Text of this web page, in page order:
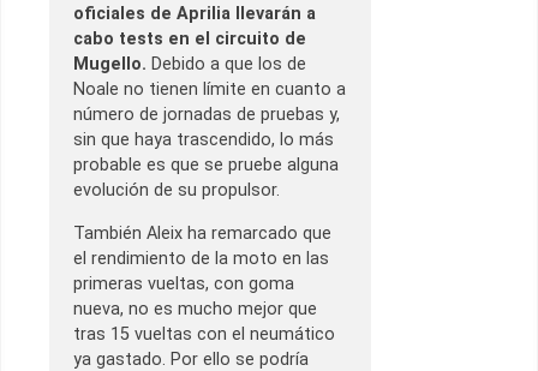
oficiales de Aprilia llevarán a
cabo tests en el circuito de
Mugello. Debido a que los de
Noale no tienen límite en cuanto a
número de jornadas de pruebas y,
sin que haya trascendido, lo más
probable es que se pruebe alguna
evolución de su propulsor.
También Aleix ha remarcado que
el rendimiento de la moto en las
primeras vueltas, con goma
nueva, no es mucho mejor que
tras 15 vueltas con el neumático
ya gastado. Por ello se podría